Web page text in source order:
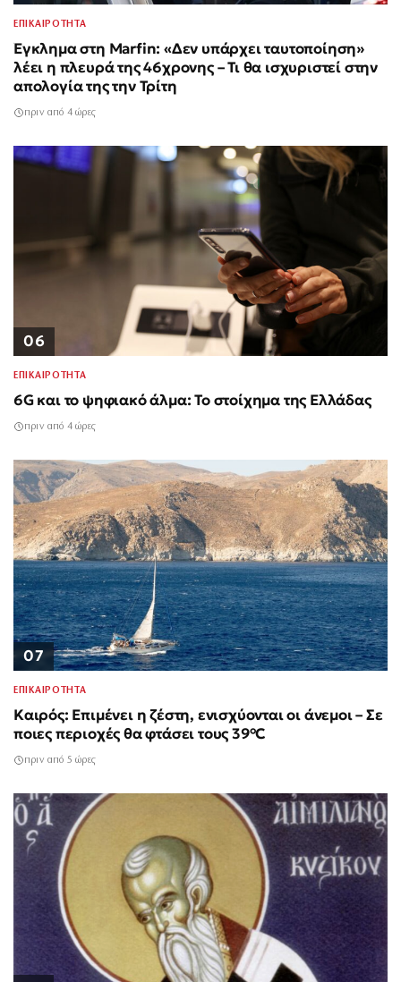
ΕΠΙΚΑΙΡΟΤΗΤΑ
Έγκλημα στη Marfin: «Δεν υπάρχει ταυτοποίηση»
λέει η πλευρά της 46χρονης – Τι θα ισχυριστεί στην
απολογία της την Τρίτη
πριν από 4 ώρες
06
ΕΠΙΚΑΙΡΟΤΗΤΑ
6G και το ψηφιακό άλμα: Το στοίχημα της Ελλάδας
πριν από 4 ώρες
07
ΕΠΙΚΑΙΡΟΤΗΤΑ
Καιρός: Επιμένει η ζέστη, ενισχύονται οι άνεμοι – Σε
ποιες περιοχές θα φτάσει τους 39°C
πριν από 5 ώρες